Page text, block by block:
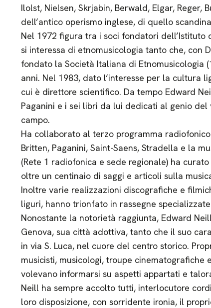
Ilolst, Nielsen, Skrjabin, Berwald, Elgar, Reger,
dell’antico operismo inglese, di quello
Nel 1972 figura tra i soci fondatori
si interessa di etnomusicologia tanto che, con
fondato la Società Italiana di Etnomusicologia
anni. Nel 1983, dato l’interesse per la cultura
cui è direttore scientifico. Da tempo Edward
Paganini e i sei libri da lui dedicati al genio
campo.
Ha collaborato al terzo programma
Britten, Paganini, Saint-Saens, Stradella e la
(Rete 1 radiofonica e sede regionale) ha
oltre un centinaio di saggi e articoli sulla
Inoltre varie realizzazioni discografiche e
liguri, hanno trionfato in rassegne
Nonostante la notorietà raggiunta, Edward
Genova, sua città adottiva, tanto che il suo
in via S. Luca, nel cuore del centro storico.
musicisti, musicologi, troupe cinematografiche
volevano informarsi su aspetti appartati e
Neill ha sempre accolto tutti, interlocutore
loro disposizione, con sorridente ironia, il